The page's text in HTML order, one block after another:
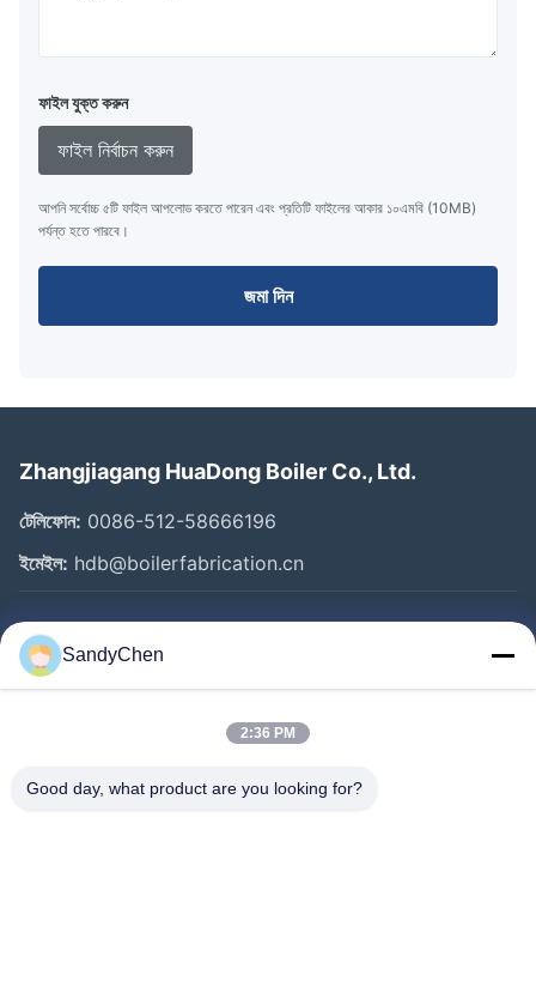
ফাইল যুক্ত করুন
ফাইল নির্বাচন করুন
আপনি সর্বোচ্চ ৫টি ফাইল আপলোড করতে পারেন এবং প্রতিটি ফাইলের আকার ১০এমবি (10MB)
পর্যন্ত হতে পারবে।
জমা দিন
Zhangjiagang HuaDong Boiler Co., Ltd.
টেলিফোন: 0086-512-58666196
ইমেইল: hdb@boilerfabrication.cn
গুরুত্বপূর্ণ সংযোগ
বাড়ি
ভিডিও
SandyChen
2:36 PM
Good day, what product are you looking for?